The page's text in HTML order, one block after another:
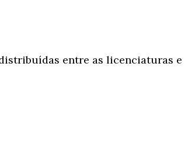
entre as licenciaturas e